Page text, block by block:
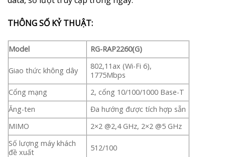
THÔNG SỐ KỶ THUẬT:
Model RG-RAP2260(G)
Giao thức không dây
802,11ax (Wi-Fi 6),
1775Mbps
Cổng mạng
2, cổng 10/100/1000 Base-T
Ăng-ten
Đa hướng được tích hợp sẵn
MIMO
2×2 @2,4 GHz, 2×2 @5 GHz
Số lượng máy khách
đề xuất
512/100